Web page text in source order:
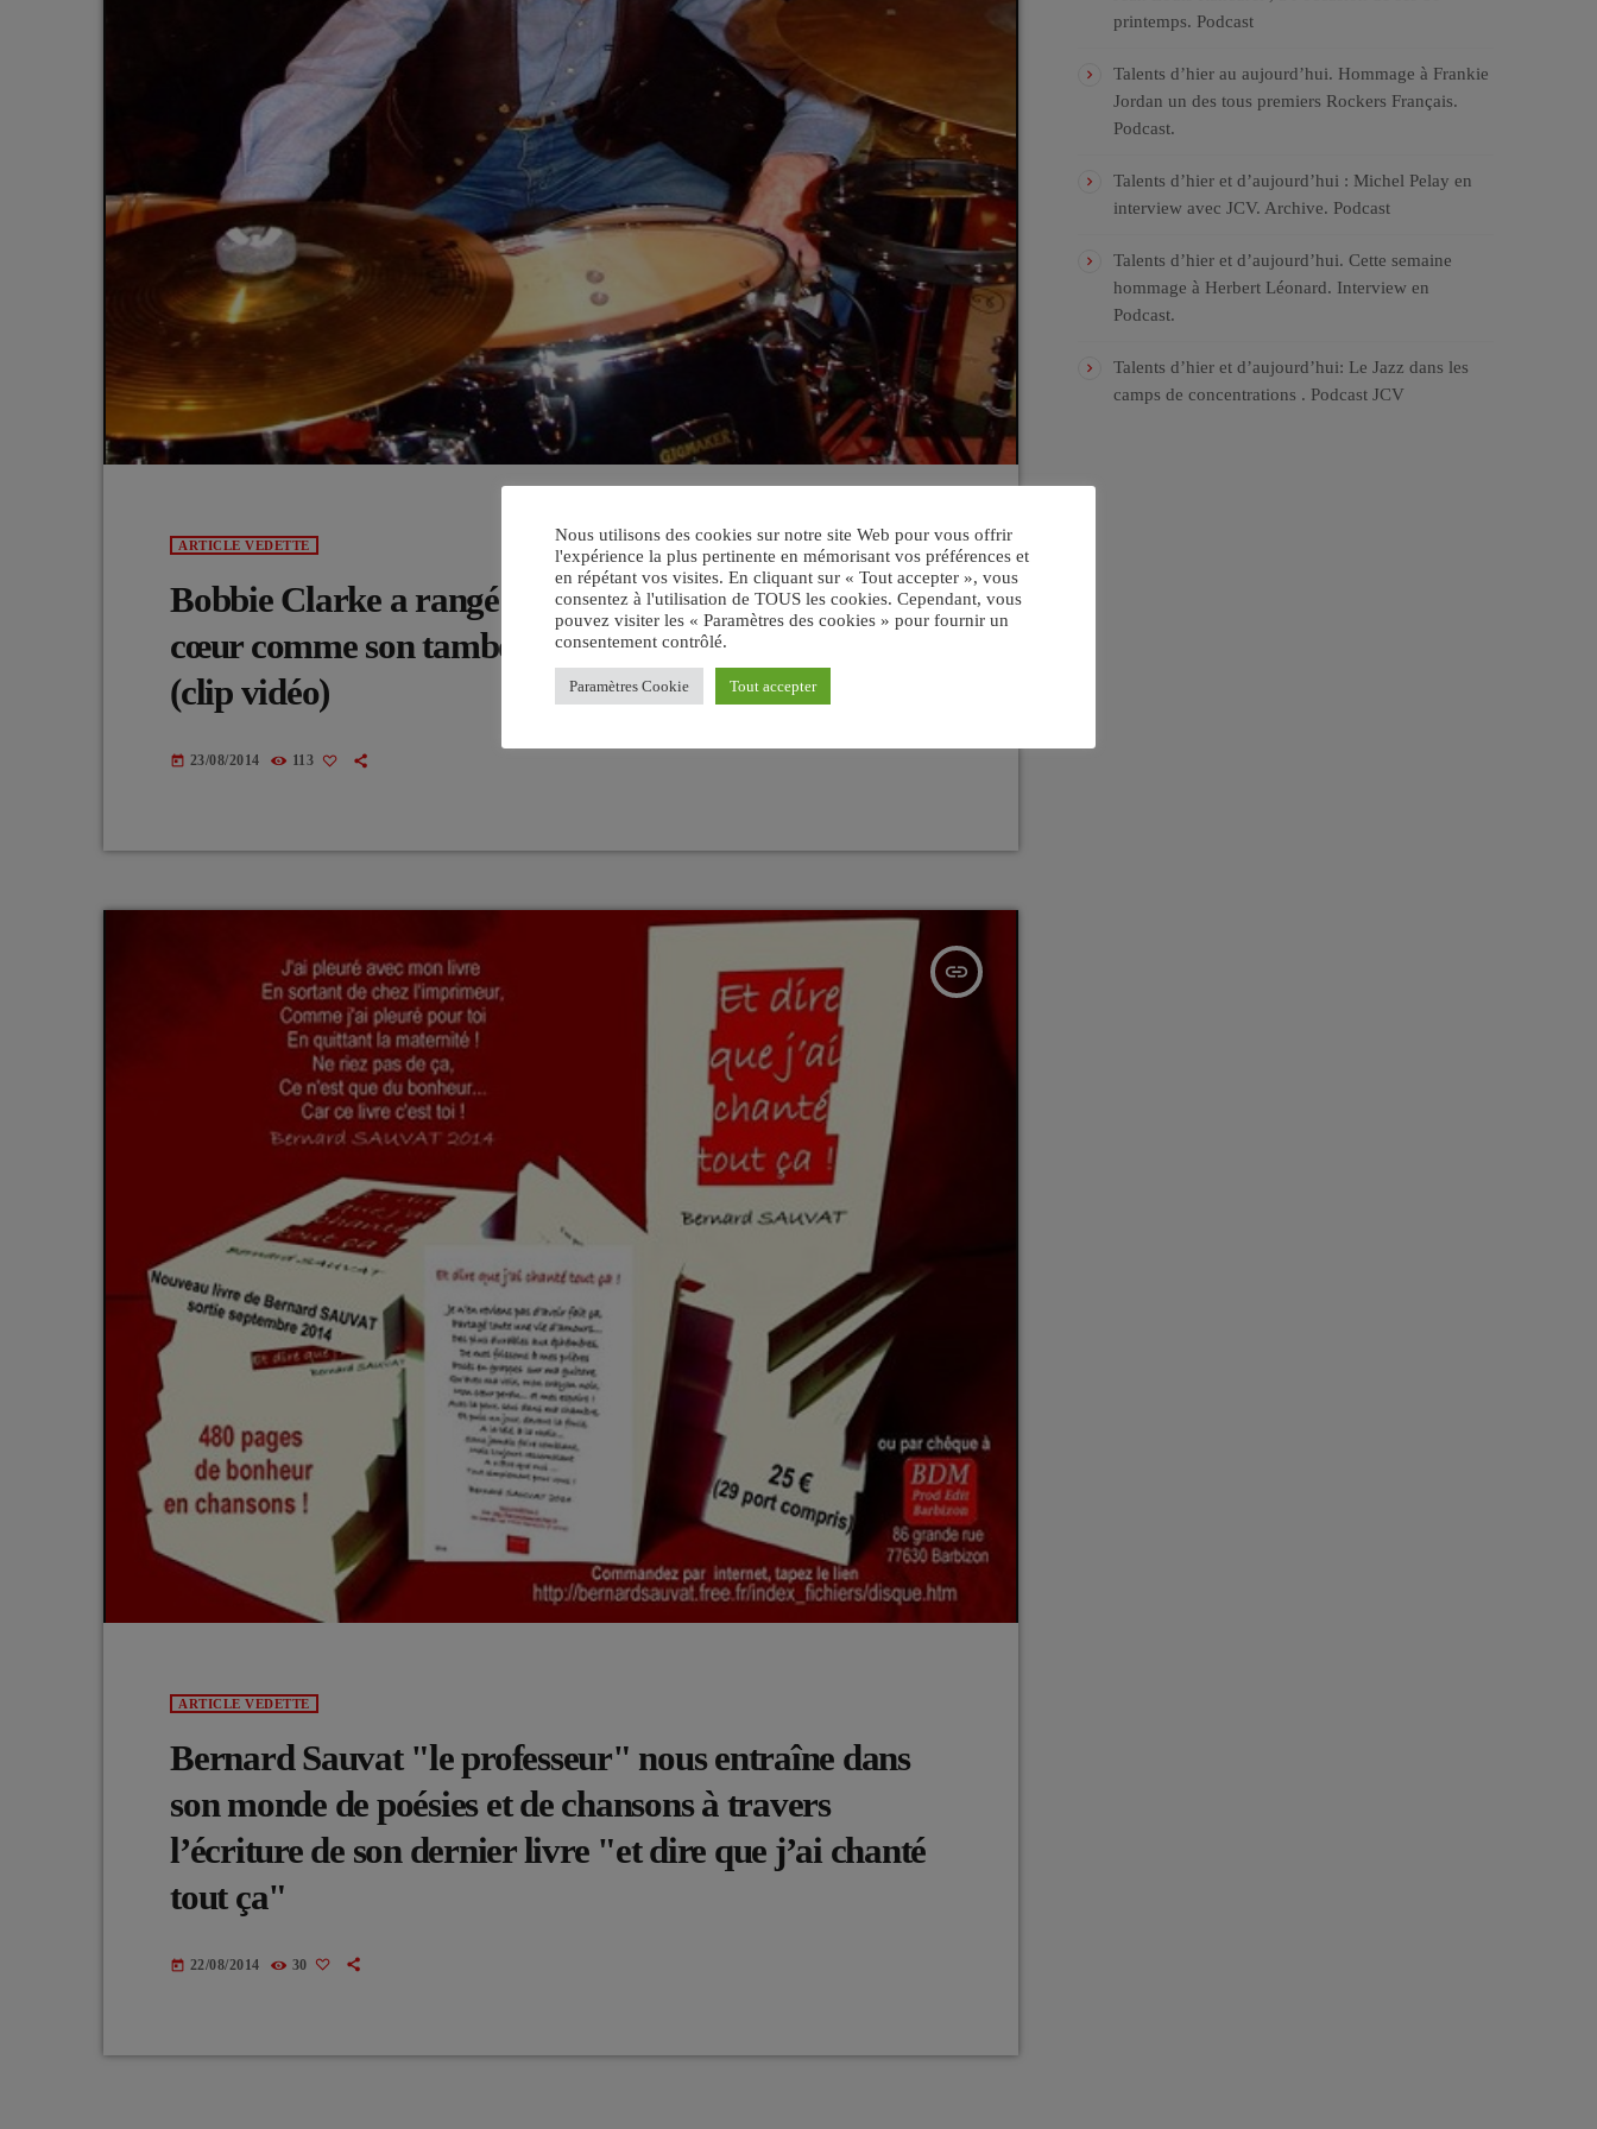
ARTICLE VEDETTE
Bobbie Clarke a rangé ses baguettes de batteur son
cœur comme son tambour se sont tues définitivement .
(clip vidéo)
today 23/08/2014 113
insert_link
ARTICLE VEDETTE
Bernard Sauvat "le professeur" nous entraîne dans
son monde de poésies et de chansons à travers
l’écriture de son dernier livre "et dire que j’ai chanté
tout ça"
today 22/08/2014 30
printemps. Podcast
Talents d’hier au aujourd’hui. Hommage à Frankie
Jordan un des tous premiers Rockers Français.
Podcast.
Talents d’hier et d’aujourd’hui : Michel Pelay en
interview avec JCV. Archive. Podcast
Talents d’hier et d’aujourd’hui. Cette semaine
hommage à Herbert Léonard. Interview en
Podcast.
Talents d’hier et d’aujourd’hui: Le Jazz dans les
camps de concentrations . Podcast JCV
Nous utilisons des cookies sur notre site Web pour vous offrir
l'expérience la plus pertinente en mémorisant vos préférences et
en répétant vos visites. En cliquant sur « Tout accepter », vous
consentez à l'utilisation de TOUS les cookies. Cependant, vous
pouvez visiter les « Paramètres des cookies » pour fournir un
consentement contrôlé.
Paramètres Cookie Tout accepter